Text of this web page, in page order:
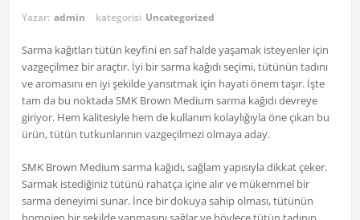
Yazar: admin kategorisi Uncategorized
Sarma kağıtları tütün keyfini en saf halde yaşamak isteyenler için
vazgeçilmez bir araçtır. İyi bir sarma kağıdı seçimi, tütünün tadını
ve aromasını en iyi şekilde yansıtmak için hayati önem taşır. İşte
tam da bu noktada SMK Brown Medium sarma kağıdı devreye
giriyor. Hem kalitesiyle hem de kullanım kolaylığıyla öne çıkan bu
ürün, tütün tutkunlarının vazgeçilmezi olmaya aday.
SMK Brown Medium sarma kağıdı, sağlam yapısıyla dikkat çeker.
Sarmak istediğiniz tütünü rahatça içine alır ve mükemmel bir
sarma deneyimi sunar. İnce bir dokuya sahip olması, tütünün